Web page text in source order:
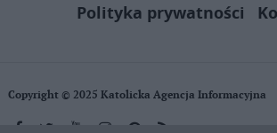
Polityka prywatności
Copyright © 2025 Katolicka Agencja Informacyjna